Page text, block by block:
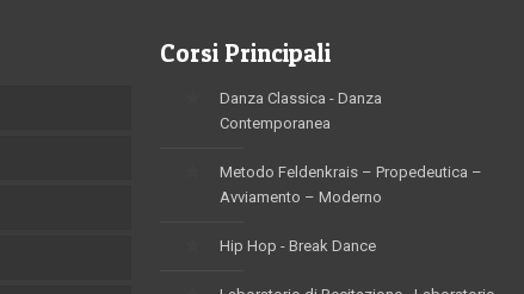
Corsi Principali
Danza Classica - Danza
Contemporanea
Metodo Feldenkrais – Propedeutica –
Avviamento – Moderno
Hip Hop - Break Dance